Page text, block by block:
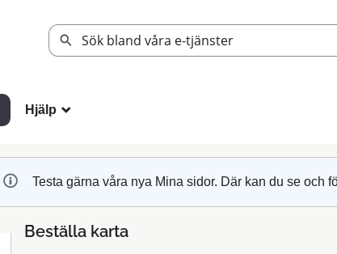
Hjälp _
Testa gärna våra nya Mina sidor. Där kan du se och
Beställa karta